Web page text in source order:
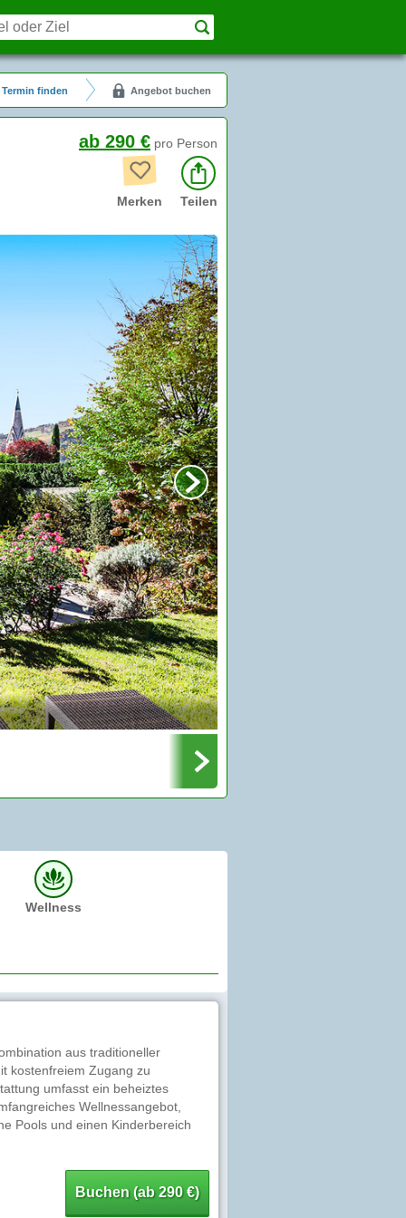
Termin finden Angebot buchen
ab 290 € pro Person
Merken Teilen
Wellness
aus traditioneller
kostenfreiem Zugang zu
umfasst ein beheiztes
Wellnessangebot,
Pools und einen Kinderbereich
Buchen (ab 290 €)